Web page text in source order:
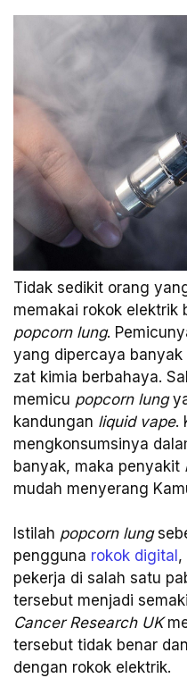
Tidak sedikit orang
memakai rokok elektrik
popcorn lung.
yang dipercaya
zat kimia berbahaya.
memicu popcorn lung
kandungan liquid vape.
mengkonsumsinya
banyak, maka penyakit
mudah menyerang
Istilah popcorn lung
pengguna rokok digital ,
pekerja di salah satu
tersebut menjadi
Cancer Research UK
tersebut tidak benar
dengan rokok elektrik.